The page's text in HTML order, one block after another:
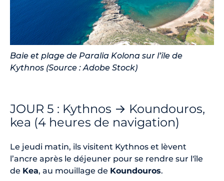
Baie et plage de Paralia Kolona sur l’île de
Kythnos (Source : Adobe Stock)
JOUR 5 : Kythnos → Koundouros,
kea (4 heures de navigation)
Le jeudi matin, ils visitent Kythnos et lèvent
l’ancre après le déjeuner pour se rendre sur l'île
de Kea, au mouillage de Koundouros.